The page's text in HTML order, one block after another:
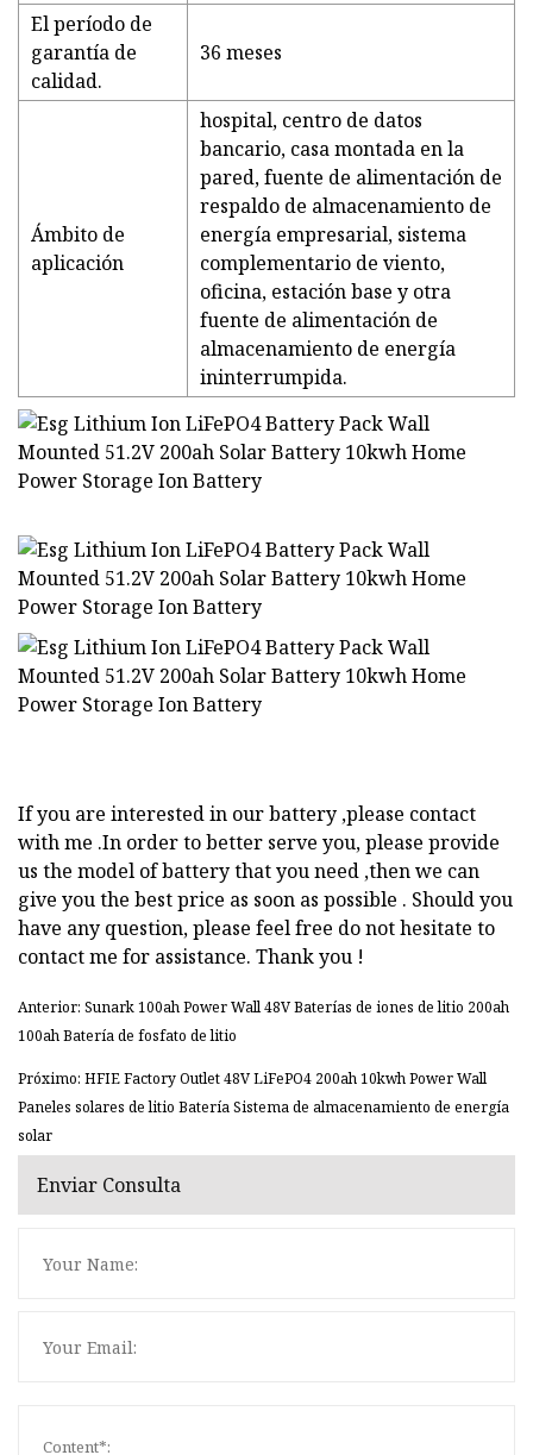
El período de
garantía de
calidad.
36 meses
Ámbito de
aplicación
hospital, centro de datos
bancario, casa montada en la
pared, fuente de alimentación de
respaldo de almacenamiento de
energía empresarial, sistema
complementario de viento,
oficina, estación base y otra
fuente de alimentación de
almacenamiento de energía
ininterrumpida.
If you are interested in our battery ,please contact
with me .In order to better serve you, please provide
us the model of battery that you need ,then we can
give you the best price as soon as possible . Should you
have any question, please feel free do not hesitate to
contact me for assistance. Thank you !
Anterior: Sunark 100ah Power Wall 48V Baterías de iones de litio 200ah
100ah Batería de fosfato de litio
Próximo: HFIE Factory Outlet 48V LiFePO4 200ah 10kwh Power Wall
Paneles solares de litio Batería Sistema de almacenamiento de energía
solar
Enviar Consulta